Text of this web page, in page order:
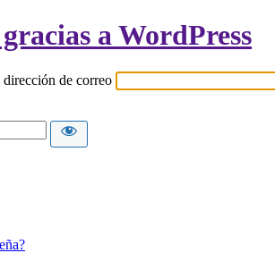
a WordPress
de correo